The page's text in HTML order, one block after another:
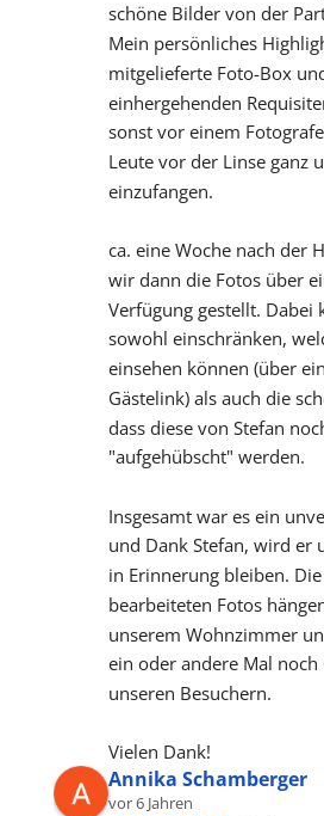
schöne Bilder von der
Mein persönliches
mitgelieferte Foto-Box
einhergehenden
sonst vor einem
Leute vor der Linse ganz
einzufangen.
ca. eine Woche nach der
wir dann die Fotos über
Verfügung gestellt. Dabei
sowohl einschränken,
einsehen können (über
Gästelink) als auch die
dass diese von Stefan
"aufgehübscht" werden.
Insgesamt war es ein
und Dank Stefan, wird er
in Erinnerung bleiben.
bearbeiteten Fotos
unserem Wohnzimmer
ein oder andere Mal noch
unseren Besuchern.
Vielen Dank!
Annika Schamberger
vor 6 Jahren